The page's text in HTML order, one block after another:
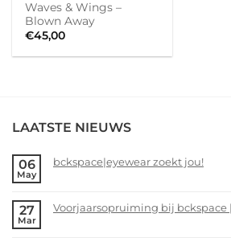
Waves & Wings –
Blown Away
€45,00
LAATSTE NIEUWS
06
May
bckspace|eyewear zoekt jou!
on
27
Mar
Voorjaarsopruiming bij bckspace